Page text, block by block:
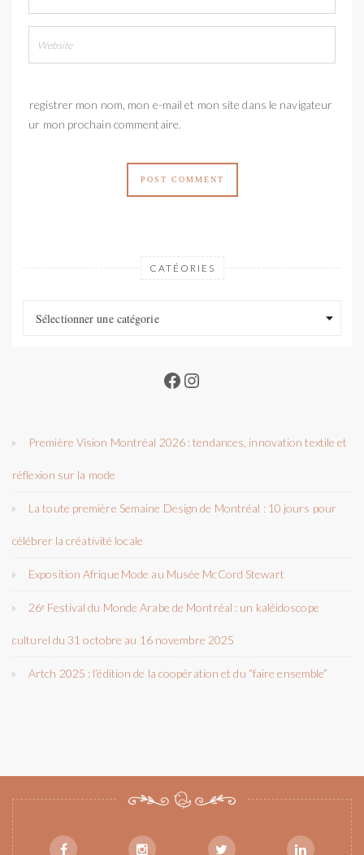
Enregistrer mon nom, mon e-mail et mon site dans le navigateur
pour mon prochain commentaire.
CATÉORIES
Sélectionner une catégorie
Facebook
Instagram
Première Vision Montréal 2026 : tendances, innovation textile et
réflexion sur la mode
La toute première Semaine Design de Montréal : 10 jours pour
célébrer la créativité locale
Exposition Afrique Mode au Musée McCord Stewart
26ᵉ Festival du Monde Arabe de Montréal : un kaléidoscope
culturel du 31 octobre au 16 novembre 2025
Artch 2025 : l’édition de la coopération et du “faire ensemble”